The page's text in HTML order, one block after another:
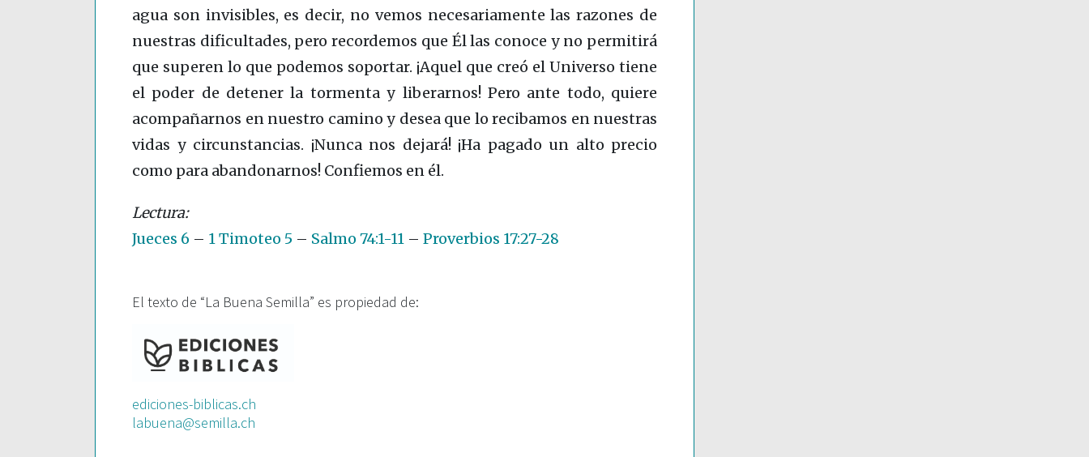
agua son invisibles, es decir, no vemos necesariamente las razones de
nuestras dificultades, pero recordemos que Él las conoce y no permitirá
que superen lo que podemos soportar. ¡Aquel que creó el Universo tiene
el poder de detener la tormenta y liberarnos! Pero ante todo, quiere
acompañarnos en nuestro camino y desea que lo recibamos en nuestras
vidas y circunstancias. ¡Nunca nos dejará! ¡Ha pagado un alto precio
como para abandonarnos! Confiemos en él.
Jueces 6 – 1 Timoteo 5 – Salmo 74:1-11 – Proverbios 17:27-28
El texto de “La Buena Semilla” es propiedad de:
ediciones-biblicas.ch
labuena@semilla.ch